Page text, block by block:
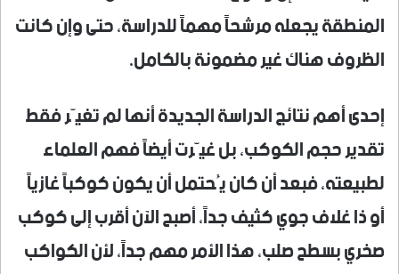
المنطقة يجعله مرشحاً مهماً للدراسة، حتى وإن كانت
الظروف هناك غير مضمونة بالكامل.
إحدى أهم نتائج الدراسة الجديدة أنها لم تغيّر فقط
تقدير حجم الكوكب، بل غيّرت أيضاً فهم العلماء
لطبيعته، فبعد أن كان يُحتمل أن يكون كوكباً غازياً
أو ذا غلاف جوي كثيف جداً، أصبح الآن أقرب إلى كوكب
صخري بسطح صلب، هذا الأمر مهم جداً، لأن الكواكب